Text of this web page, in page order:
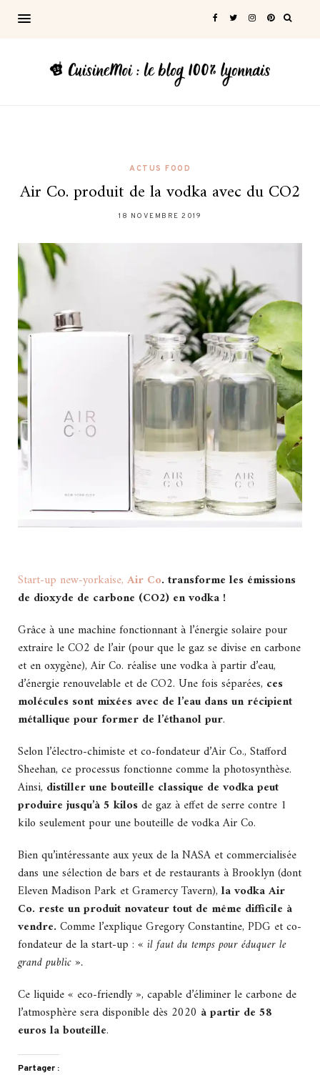
ACTUS FOOD
Air Co. produit de la vodka avec du CO2
18 NOVEMBRE 2019
Start-up new-yorkaise, Air Co. transforme les émissions
de dioxyde de carbone (CO2) en vodka !
Grâce à une machine fonctionnant à l’énergie solaire pour
extraire le CO2 de l’air (pour que le gaz se divise en carbone
et en oxygène), Air Co. réalise une vodka à partir d’eau,
d’énergie renouvelable et de CO2. Une fois séparées, ces
molécules sont mixées avec de l’eau dans un récipient
métallique pour former de l’éthanol pur.
Selon l’électro-chimiste et co-fondateur d’Air Co., Stafford
Sheehan, ce processus fonctionne comme la photosynthèse.
Ainsi, distiller une bouteille classique de vodka peut
produire jusqu’à 5 kilosde gaz à effet de serre contre 1
kilo seulement pour une bouteille de vodka Air Co.
Bien qu’intéressante aux yeux de la NASA et commercialisée
dans une sélection de bars et de restaurants à Brooklyn (dont
Eleven Madison Park et Gramercy Tavern), la vodka Air
Co. reste un produit novateur tout de même difficile à
vendre. Comme l’explique Gregory Constantine, PDG et co-
fondateur de la start-up : « il faut du temps pour éduquer le
grand public ».
Ce liquide « eco-friendly », capable d’éliminer le carbone de
l’atmosphère sera disponible dès 2020 à partir de 58
euros la bouteille.
Partager :